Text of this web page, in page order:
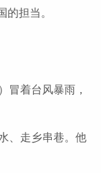
的担当。
冒着台风暴雨，
、走乡串巷。他